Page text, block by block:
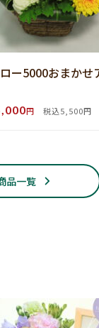
ー5000おまかせ
円 税込5,500円
品一覧